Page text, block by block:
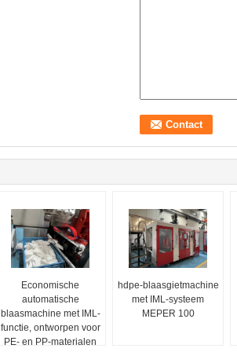
Economische
automatische
blaasmachine met IML-
functie, ontworpen voor
PE- en PP-materialen
hdpe-blaasgietmachine
met IML-systeem
MEPER 100